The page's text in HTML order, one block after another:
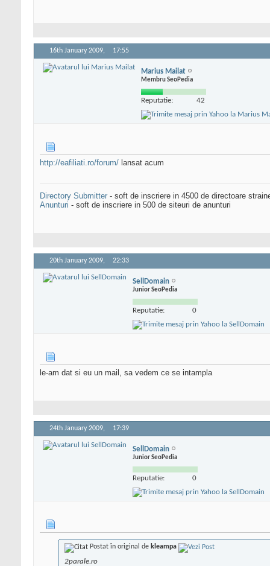
16th January 2009, 17:55
Marius Mailat
Membru SeoPedia
Reputatie: 42
http://eafiliati.ro/forum/ lansat acum
Directory Submitter - soft de inscriere in 4500 de directoare
Anunturi - soft de inscriere in 500 de siteuri de anunturi
20th January 2009, 22:33
SellDomain
Junior SeoPedia
Reputatie: 0
le-am dat si eu un mail, sa vedem ce se intampla
24th January 2009, 17:39
SellDomain
Junior SeoPedia
Reputatie: 0
Postat în original de kleampa
2parale.ro